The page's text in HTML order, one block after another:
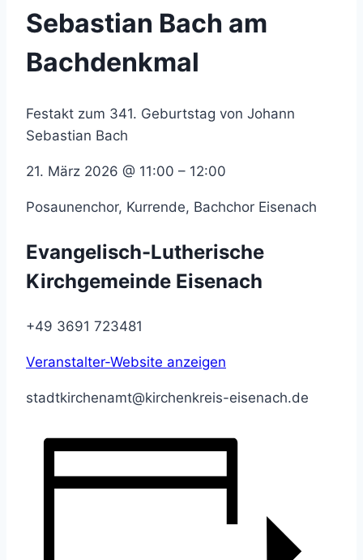
Sebastian Bach am
Bachdenkmal
Festakt zum 341. Geburtstag von Johann
Sebastian Bach
21. März 2026 @ 11:00 – 12:00
Posaunenchor, Kurrende, Bachchor Eisenach
Evangelisch-Lutherische
Kirchgemeinde Eisenach
+49 3691 723481
Veranstalter-Website anzeigen
stadtkirchenamt@kirchenkreis-eisenach.de